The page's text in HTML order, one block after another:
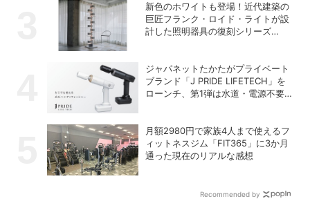
新色のホワイトも登場！近代建築の
巨匠フランク・ロイド・ライトが設
計した照明器具の復刻シリーズ
ジャパネットたかたがプライベート
ブランド「J PRIDE LIFETECH」を
ローンチ、第1弾は水道・電源不要
月額2980円で家族4人まで使えるフ
ィットネスジム「FIT365」に3か月
通った現在のリアルな感想
Recommended by